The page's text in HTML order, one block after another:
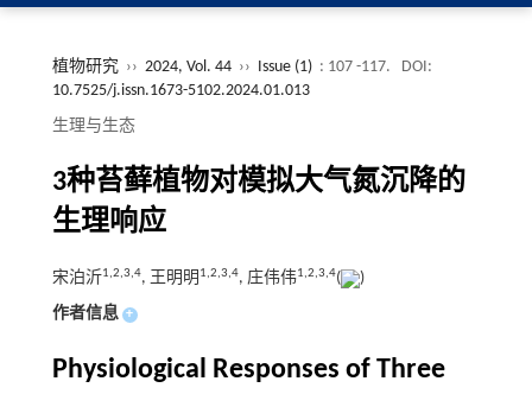
植物研究 ›› 2024, Vol. 44 ›› Issue (1) : 107 -117.
DOI:
10.7525/j.issn.1673-5102.2024.01.013
生理与生态
3种苔藓植物对模拟大气氮沉降的
生理响应
宋泊沂1,2,3,4, 王明明 1,2,3,4, 庄伟伟1,2,3,4(
)
作者信息 +
Physiological Responses of Three